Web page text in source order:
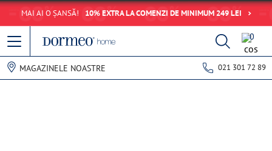
MAI AI O ȘANSĂ! 10% EXTRA LA COMENZI DE MINIMUM 249 LEI
0
MAGAZINELE NOASTRE 021 301 72 89